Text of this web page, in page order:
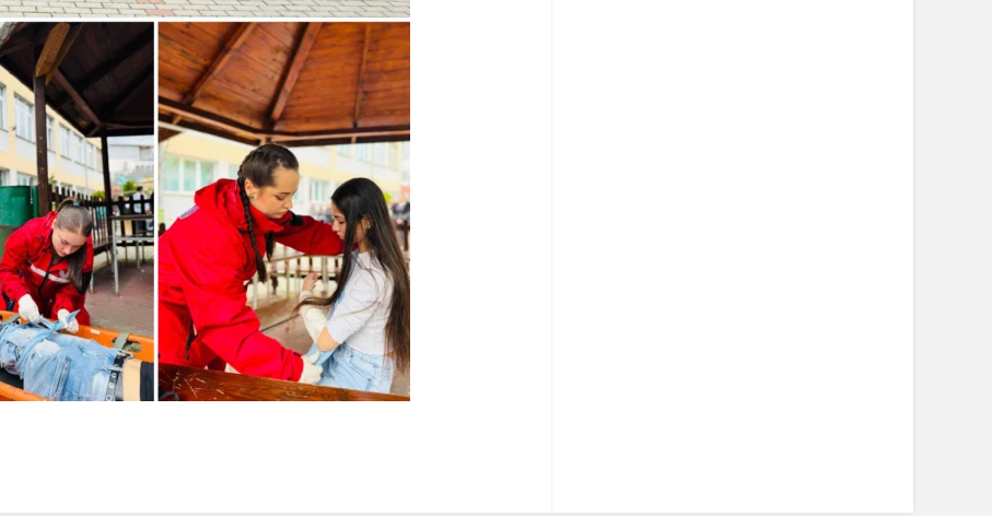
ЗА НАС
ДЕЈСТВУВАЊЕ
ПРИРАЧНИЦИ
СТРАТЕГИИ
ЕДУКАТИВНО ИНФОРМАТИВНИ МАТЕРИЈАЛИ
БРОШУРИ
ПОСТЕРИ